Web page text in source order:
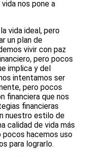
nos pone a
vida ideal, pero
un plan de
vivir con paz
pero pocos
implica y del
intentamos ser
pero pocos
financiera que nos
financieras
nuestro estilo de
calidad de vida más
pocos hacemos uso
para lograrlo.